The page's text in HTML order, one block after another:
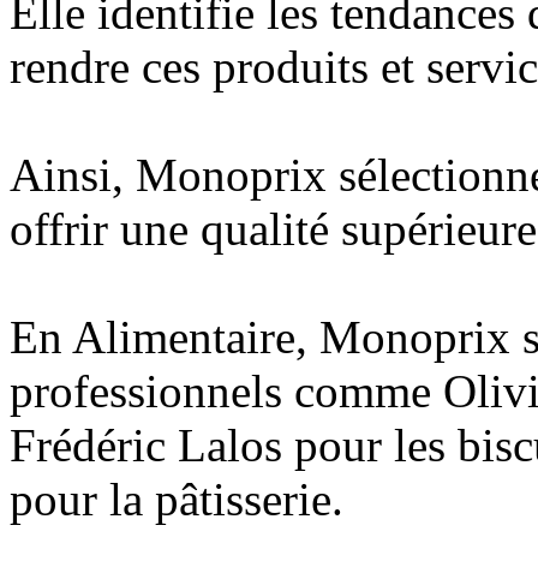
Elle identifie les
rendre ces produits et
Ainsi, Monoprix
offrir une qualité
En Alimentaire, Monoprix
professionnels comme
Frédéric Lalos pour les
pour la pâtisserie.